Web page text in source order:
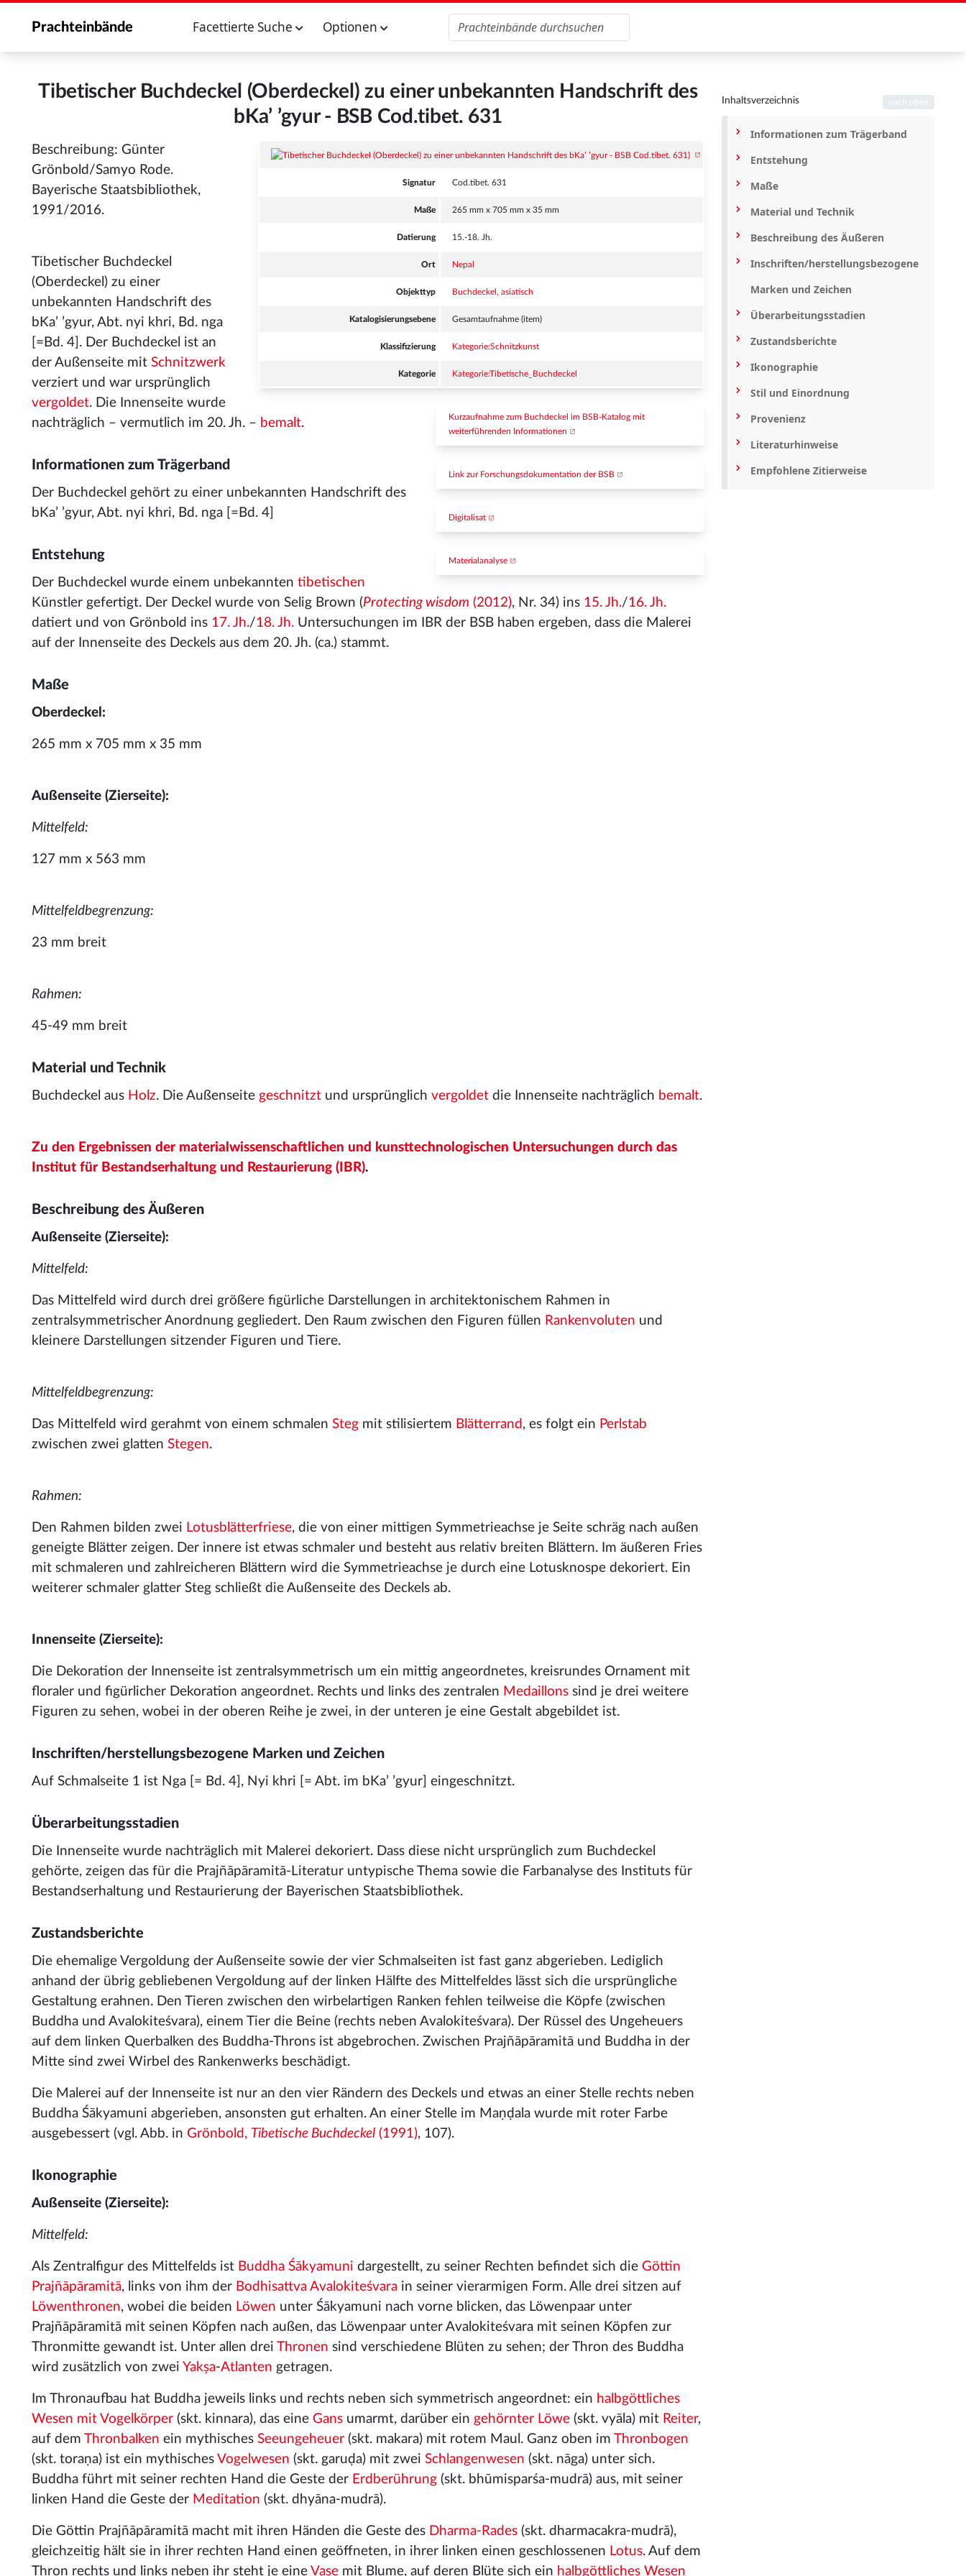
Prachteinbände Facettierte Suche Optionen
Tibetischer Buchdeckel (Oberdeckel) zu einer unbekannten Handschrift des
bKa’ ’gyur - BSB Cod.tibet. 631
Signatur Cod.tibet. 631
Maße 265 mm x 705 mm x 35 mm
Datierung 15.-18. Jh.
Ort Nepal
Objekttyp Buchdeckel, asiatisch
Katalogisierungsebene Gesamtaufnahme (item)
Klassifizierung Kategorie:Schnitzkunst
Kategorie Kategorie:Tibetische_Buchdeckel
Kurzaufnahme zum Buchdeckel im BSB-Katalog mit
weiterführenden Informationen
Link zur Forschungsdokumentation der BSB
Digitalisat
Materialanalyse
Beschreibung: Günter
Grönbold/Samyo Rode.
Bayerische Staatsbibliothek,
1991/2016.
Tibetischer Buchdeckel
(Oberdeckel) zu einer
unbekannten Handschrift des
bKa’ ’gyur, Abt. nyi khri, Bd. nga
[=Bd. 4]. Der Buchdeckel ist an
der Außenseite mit Schnitzwerk
verziert und war ursprünglich
vergoldet. Die Innenseite wurde
nachträglich – vermutlich im 20. Jh. – bemalt.
Informationen zum Trägerband
Der Buchdeckel gehört zu einer unbekannten Handschrift des
bKa’ ’gyur, Abt. nyi khri, Bd. nga [=Bd. 4]
Entstehung
Der Buchdeckel wurde einem unbekannten tibetischen
Künstler gefertigt. Der Deckel wurde von Selig Brown (Protecting wisdom (2012), Nr. 34) ins 15. Jh./16. Jh.
datiert und von Grönbold ins 17. Jh./18. Jh. Untersuchungen im IBR der BSB haben ergeben, dass die Malerei
auf der Innenseite des Deckels aus dem 20. Jh. (ca.) stammt.
Maße
Oberdeckel:
265 mm x 705 mm x 35 mm
Außenseite (Zierseite):
Mittelfeld:
127 mm x 563 mm
Mittelfeldbegrenzung:
23 mm breit
Rahmen:
45-49 mm breit
Material und Technik
Buchdeckel aus Holz. Die Außenseite geschnitzt und ursprünglich vergoldet die Innenseite nachträglich bemalt.
Zu den Ergebnissen der materialwissenschaftlichen und kunsttechnologischen Untersuchungen durch das
Institut für Bestandserhaltung und Restaurierung (IBR).
Beschreibung des Äußeren
Außenseite (Zierseite):
Mittelfeld:
Das Mittelfeld wird durch drei größere figürliche Darstellungen in architektonischem Rahmen in
zentralsymmetrischer Anordnung gegliedert. Den Raum zwischen den Figuren füllen Rankenvoluten und
kleinere Darstellungen sitzender Figuren und Tiere.
Mittelfeldbegrenzung:
Das Mittelfeld wird gerahmt von einem schmalen Steg mit stilisiertem Blätterrand , es folgt ein Perlstab
zwischen zwei glatten Stegen.
Rahmen:
Den Rahmen bilden zwei Lotusblätterfriese, die von einer mittigen Symmetrieachse je Seite schräg nach außen
geneigte Blätter zeigen. Der innere ist etwas schmaler und besteht aus relativ breiten Blättern. Im äußeren Fries
mit schmaleren und zahlreicheren Blättern wird die Symmetrieachse je durch eine Lotusknospe dekoriert. Ein
weiterer schmaler glatter Steg schließt die Außenseite des Deckels ab.
Innenseite (Zierseite):
Die Dekoration der Innenseite ist zentralsymmetrisch um ein mittig angeordnetes, kreisrundes Ornament mit
floraler und figürlicher Dekoration angeordnet. Rechts und links des zentralen Medaillons sind je drei weitere
Figuren zu sehen, wobei in der oberen Reihe je zwei, in der unteren je eine Gestalt abgebildet ist.
Inschriften/herstellungsbezogene Marken und Zeichen
Auf Schmalseite 1 ist Nga [= Bd. 4], Nyi khri [= Abt. im bKa’ ’gyur] eingeschnitzt.
Überarbeitungsstadien
Die Innenseite wurde nachträglich mit Malerei dekoriert. Dass diese nicht ursprünglich zum Buchdeckel
gehörte, zeigen das für die Prajñāpāramitā-Literatur untypische Thema sowie die Farbanalyse des Instituts für
Bestandserhaltung und Restaurierung der Bayerischen Staatsbibliothek.
Zustandsberichte
Die ehemalige Vergoldung der Außenseite sowie der vier Schmalseiten ist fast ganz abgerieben. Lediglich
anhand der übrig gebliebenen Vergoldung auf der linken Hälfte des Mittelfeldes lässt sich die ursprüngliche
Gestaltung erahnen. Den Tieren zwischen den wirbelartigen Ranken fehlen teilweise die Köpfe (zwischen
Buddha und Avalokiteśvara), einem Tier die Beine (rechts neben Avalokiteśvara). Der Rüssel des Ungeheuers
auf dem linken Querbalken des Buddha-Throns ist abgebrochen. Zwischen Prajñāpāramitā und Buddha in der
Mitte sind zwei Wirbel des Rankenwerks beschädigt.
Die Malerei auf der Innenseite ist nur an den vier Rändern des Deckels und etwas an einer Stelle rechts neben
Buddha Śākyamuni abgerieben, ansonsten gut erhalten. An einer Stelle im Maṇḍala wurde mit roter Farbe
ausgebessert (vgl. Abb. in Grönbold, Tibetische Buchdeckel (1991), 107).
Ikonographie
Außenseite (Zierseite):
Mittelfeld:
Als Zentralfigur des Mittelfelds ist Buddha Śākyamuni dargestellt, zu seiner Rechten befindet sich die Göttin
Prajñāpāramitā, links von ihm der Bodhisattva Avalokiteśvara in seiner vierarmigen Form. Alle drei sitzen auf
Löwenthronen, wobei die beiden Löwen unter Śākyamuni nach vorne blicken, das Löwenpaar unter
Prajñāpāramitā mit seinen Köpfen nach außen, das Löwenpaar unter Avalokiteśvara mit seinen Köpfen zur
Thronmitte gewandt ist. Unter allen drei Thronen sind verschiedene Blüten zu sehen; der Thron des Buddha
wird zusätzlich von zwei Yakṣa-Atlanten getragen.
Im Thronaufbau hat Buddha jeweils links und rechts neben sich symmetrisch angeordnet: ein halbgöttliches
Wesen mit Vogelkörper (skt. kinnara), das eine Gans umarmt, darüber ein gehörnter Löwe (skt. vyāla) mit Reiter,
auf dem Thronbalken ein mythisches Seeungeheuer (skt. makara) mit rotem Maul. Ganz oben im Thronbogen
(skt. toraṇa) ist ein mythisches Vogelwesen (skt. garuḍa) mit zwei Schlangenwesen (skt. nāga) unter sich.
Buddha führt mit seiner rechten Hand die Geste der Erdberührung (skt. bhūmisparśa-mudrā) aus, mit seiner
linken Hand die Geste der Meditation (skt. dhyāna-mudrā).
Die Göttin Prajñāpāramitā macht mit ihren Händen die Geste des Dharma-Rades (skt. dharmacakra-mudrā),
gleichzeitig hält sie in ihrer rechten Hand einen geöffneten, in ihrer linken einen geschlossenen Lotus. Auf dem
Thron rechts und links neben ihr steht je eine Vase mit Blume, auf deren Blüte sich ein halbgöttliches Wesen
Inhaltsverzeichnis
Informationen zum Trägerband
Entstehung
Maße
Material und Technik
Beschreibung des Äußeren
Inschriften/herstellungsbezogene
Marken und Zeichen
Überarbeitungsstadien
Zustandsberichte
Ikonographie
Stil und Einordnung
Provenienz
Literaturhinweise
Empfohlene Zitierweise